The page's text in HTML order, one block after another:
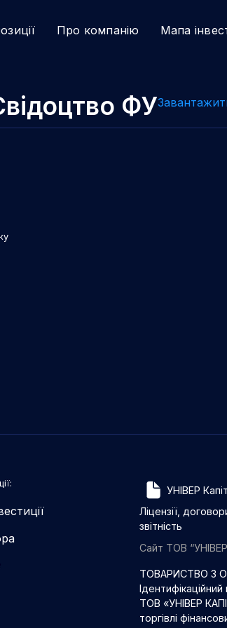
Про компанію Мапа
ФУ
УНІВЕР
Ліцензії,
звітність
Сайт ТОВ “УНІВЕР
ТОВАРИСТВО З
ТОВ «УНІВЕР
торгівлі